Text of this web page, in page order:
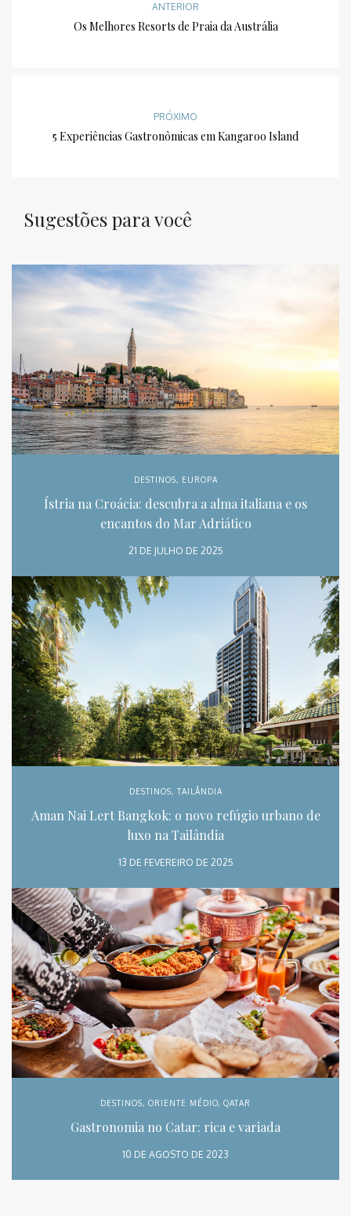
ANTERIOR
Os Melhores Resorts de Praia da Austrália
PRÓXIMO
5 Experiências Gastronômicas em Kangaroo Island
Sugestões para você
DESTINOS, EUROPA
Ístria na Croácia: descubra a alma italiana e os
encantos do Mar Adriático
21 DE JULHO DE 2025
DESTINOS, TAILÂNDIA
Aman Nai Lert Bangkok: o novo refúgio urbano de
luxo na Tailândia
13 DE FEVEREIRO DE 2025
DESTINOS, ORIENTE MÉDIO, QATAR
Gastronomia no Catar: rica e variada
10 DE AGOSTO DE 2023